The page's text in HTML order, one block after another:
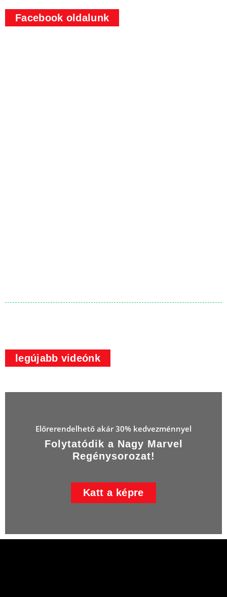
Facebook oldalunk
legújabb videónk
Előrerendelhető akár 30% kedvezménnyel
Folytatódik a Nagy Marvel
Regénysorozat!
Katt a képre